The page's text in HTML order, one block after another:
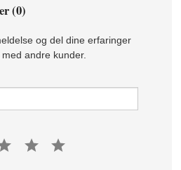
(0)
og del dine erfaringer
andre kunder.
4 star 5 star